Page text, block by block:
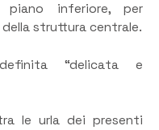
inferiore, per
struttura centrale.
“delicata e
le urla dei presenti